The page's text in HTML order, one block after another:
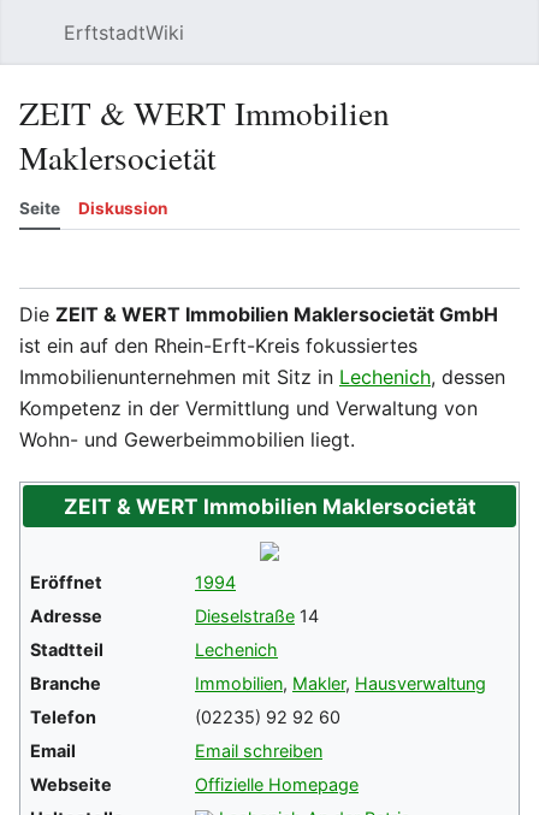
ErftstadtWiki
ZEIT & WERT Immobilien
Maklersocietät
Seite Diskussion
Die ZEIT & WERT Immobilien Maklersocietät GmbH
ist ein auf den Rhein-Erft-Kreis fokussiertes
Immobilienunternehmen mit Sitz in Lechenich, dessen
Kompetenz in der Vermittlung und Verwaltung von
Wohn- und Gewerbeimmobilien liegt.
ZEIT & WERT Immobilien Maklersocietät
Eröffnet
1994
Adresse
Dieselstraße 14
Stadtteil
Lechenich
Branche
Immobilien, Makler, Hausverwaltung
Telefon
(02235) 92 92 60
Email
Email schreiben
Webseite
Offizielle Homepage